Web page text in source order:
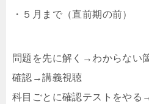
・５月まで（直前期の前）
問題を先に解く→わからない
確認→講義視聴
科目ごとに確認テストをやる